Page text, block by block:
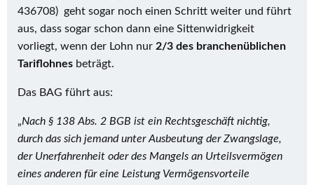
436708) geht sogar noch einen Schritt weiter und führt
aus, dass sogar schon dann eine Sittenwidrigkeit
vorliegt, wenn der Lohn nur 2/3 des branchenüblichen
Tariflohnes beträgt.
Das BAG führt aus:
„Nach § 138 Abs. 2 BGB ist ein Rechtsgeschäft nichtig,
durch das sich jemand unter Ausbeutung der Zwangslage,
der Unerfahrenheit oder des Mangels an Urteilsvermögen
eines anderen für eine Leistung Vermögensvorteile